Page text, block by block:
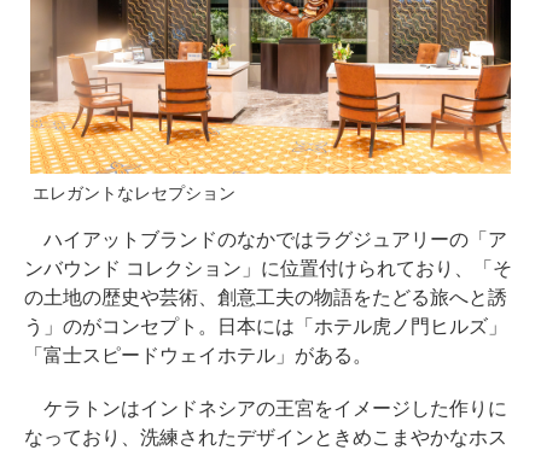
エレガントなレセプション
ハイアットブランドのなかではラグジュアリーの「ア
ンバウンド コレクション」に位置付けられており、「そ
の土地の歴史や芸術、創意工夫の物語をたどる旅へと誘
う」のがコンセプト。日本には「ホテル虎ノ門ヒルズ」
「富士スピードウェイホテル」がある。
ケラトンはインドネシアの王宮をイメージした作りに
なっており、洗練されたデザインときめこまやかなホス